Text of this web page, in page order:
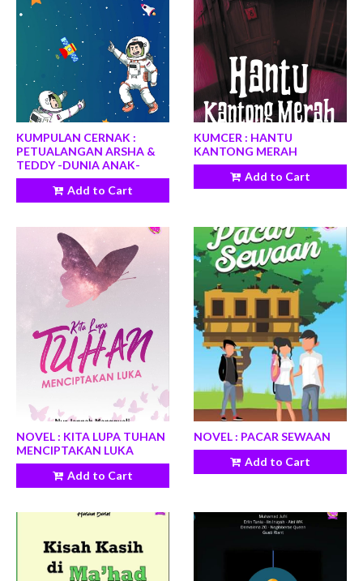
KUMPULAN CERNAK :
PETUALANGAN ARSHA &
TEDDY -DUNIA ANAK-
Add to Cart
KUMCER : HANTU
KANTONG MERAH
Add to Cart
NOVEL : KITA LUPA TUHAN
MENCIPTAKAN LUKA
Add to Cart
NOVEL : PACAR SEWAAN
Add to Cart